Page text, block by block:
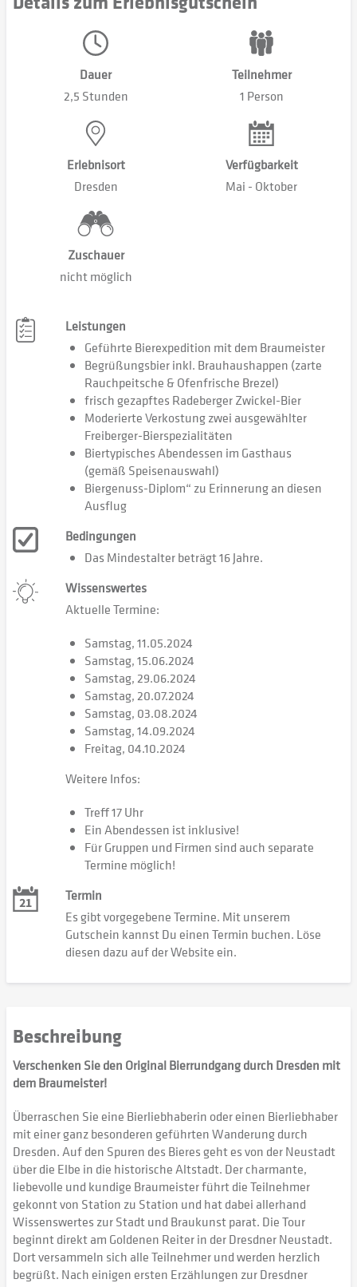
Dauer
2,5 Stunden
Teilnehmer
1 Person
Erlebnisort
Dresden
Verfügbarkeit
Mai - Oktober
Zuschauer
nicht möglich
Leistungen
Geführte Bierexpedition mit dem Braumeister
Begrüßungsbier inkl. Brauhaushappen (zarte
Rauchpeitsche & Ofenfrische Brezel)
frisch gezapftes Radeberger Zwickel-Bier
Moderierte Verkostung zwei ausgewählter
Freiberger-Bierspezialitäten
Biertypisches Abendessen im Gasthaus
(gemäß Speisenauswahl)
Biergenuss-Diplom“ zu Erinnerung an diesen
Ausflug
Bedingungen
Das Mindestalter beträgt 16 Jahre.
Wissenswertes
Aktuelle Termine:
Samstag, 11.05.2024
Samstag, 15.06.2024
Samstag, 29.06.2024
Samstag, 20.07.2024
Samstag, 03.08.2024
Samstag, 14.09.2024
Freitag, 04.10.2024
Weitere Infos:
Treff 17 Uhr
Ein Abendessen ist inklusive!
Für Gruppen und Firmen sind auch separate
Termine möglich!
Termin
Es gibt vorgegebene Termine. Mit unserem
Gutschein kannst Du einen Termin buchen. Löse
diesen dazu auf der Website ein.
Beschreibung
Verschenken Sie den Original Bierrundgang durch Dresden mit
dem Braumeister!
Überraschen Sie eine Bierliebhaberin oder einen Bierliebhaber
mit einer ganz besonderen geführten Wanderung durch
Dresden. Auf den Spuren des Bieres geht es von der Neustadt
über die Elbe in die historische Altstadt. Der charmante,
liebevolle und kundige Braumeister führt die Teilnehmer
gekonnt von Station zu Station und hat dabei allerhand
Wissenswertes zur Stadt und Braukunst parat. Die Tour
beginnt direkt am Goldenen Reiter in der Dresdner Neustadt.
Dort versammeln sich alle Teilnehmer und werden herzlich
begrüßt. Nach einigen ersten Erzählungen zur Dresdner